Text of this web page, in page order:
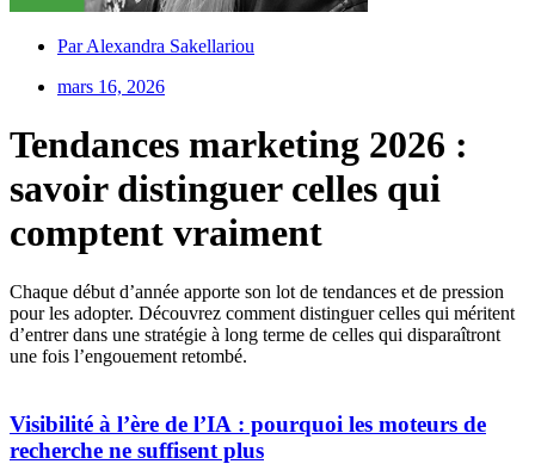
ParAlexandra Sakellariou
mars 16, 2026
Tendances marketing 2026 :
savoir distinguer celles qui
comptent vraiment
Chaque début d’année apporte son lot de tendances et de pression
pour les adopter. Découvrez comment distinguer celles qui méritent
d’entrer dans une stratégie à long terme de celles qui disparaîtront
une fois l’engouement retombé.
Visibilité à l’ère de l’IA : pourquoi les moteurs de
recherche ne suffisent plus